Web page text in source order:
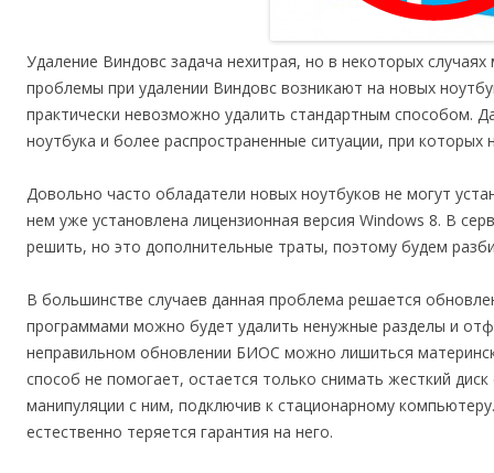
Удаление Виндовс задача нехитрая, но в некоторых
проблемы при удалении Виндовс возникают на новых
практически невозможно удалить стандартным способом.
ноутбука и более распространенные ситуации, при
Довольно часто обладатели новых ноутбуков не могут
нем уже установлена лицензионная версия Windows 8. В
решить, но это дополнительные траты, поэтому будем
В большинстве случаев данная проблема решается
программами можно будет удалить ненужные разделы и
неправильном обновлении БИОС можно лишиться
способ не помогает, остается только снимать жесткий
манипуляции с ним, подключив к стационарному
естественно теряется гарантия на него.